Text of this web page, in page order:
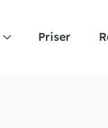
Priser